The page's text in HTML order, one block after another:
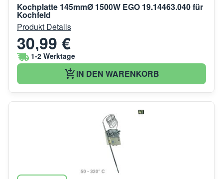
Kochplatte 145mmØ 1500W EGO 19.14463.040 für
Kochfeld
Produkt Details
30,99 €
1-2 Werktage
IN DEN WARENKORB